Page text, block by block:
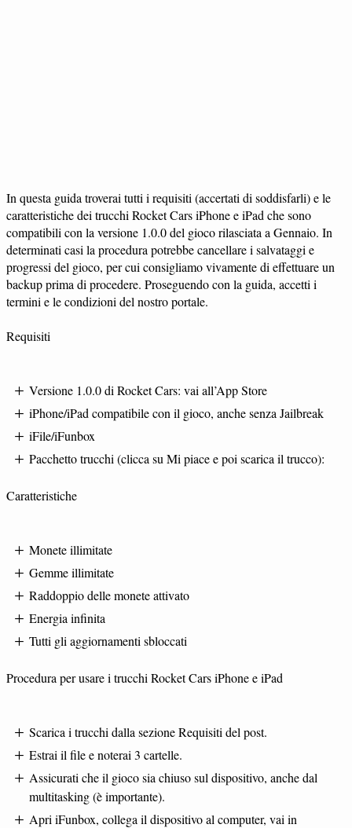
In questa guida troverai tutti i requisiti (accertati di soddisfarli) e le
caratteristiche dei trucchi Rocket Cars iPhone e iPad che sono
compatibili con la versione 1.0.0 del gioco rilasciata a Gennaio. In
determinati casi la procedura potrebbe cancellare i salvataggi e
progressi del gioco, per cui consigliamo vivamente di effettuare un
backup prima di procedere. Proseguendo con la guida, accetti i
termini e le condizioni del nostro portale.
Requisiti
Versione 1.0.0 di Rocket Cars: vai all’App Store
iPhone/iPad compatibile con il gioco, anche senza Jailbreak
iFile/iFunbox
Pacchetto trucchi (clicca su Mi piace e poi scarica il trucco):
Caratteristiche
Monete illimitate
Gemme illimitate
Raddoppio delle monete attivato
Energia infinita
Tutti gli aggiornamenti sbloccati
Procedura per usare i trucchi Rocket Cars iPhone e iPad
Scarica i trucchi dalla sezione Requisiti del post.
Estrai il file e noterai 3 cartelle.
Assicurati che il gioco sia chiuso sul dispositivo, anche dal
multitasking (è importante).
Apri iFunbox, collega il dispositivo al computer, vai in